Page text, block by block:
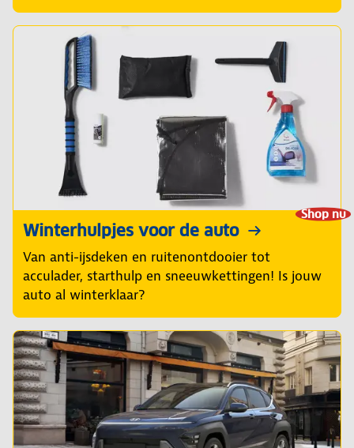
Shop nu
Winterhulpjes voor de auto
Van anti-ijsdeken en ruitenontdooier tot
acculader, starthulp en sneeuwkettingen! Is jouw
auto al winterklaar?